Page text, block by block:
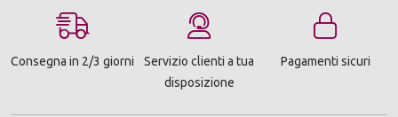
Consegna in 2/3 giorni
Servizio clienti a tua
disposizione
Pagamenti sicuri